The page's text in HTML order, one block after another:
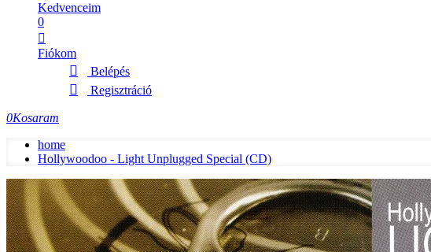
Kedvenceim
0
Fiókom
Belépés
Regisztráció
0Kosaram
home
Hollywoodoo - Light Unplugged Special (CD)